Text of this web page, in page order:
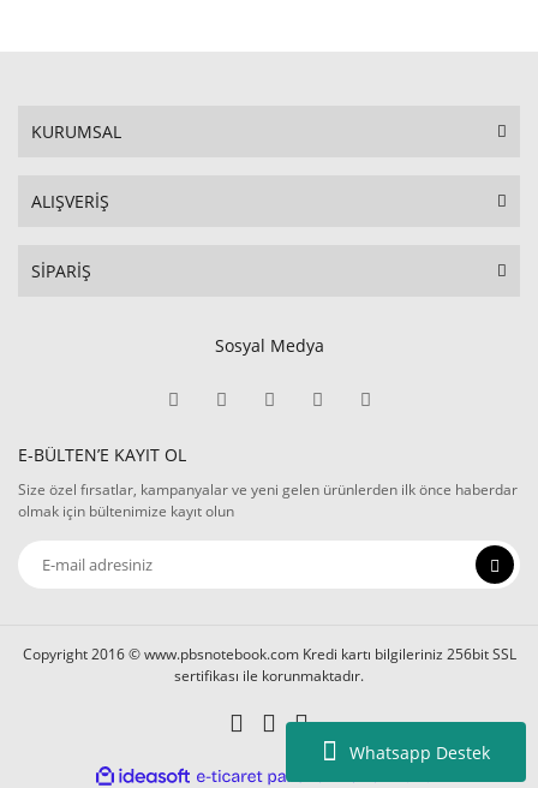
Whatsapp Destek
KURUMSAL
ALIŞVERİŞ
SİPARİŞ
Sosyal Medya
E-BÜLTEN’E KAYIT OL
Size özel fırsatlar, kampanyalar ve yeni gelen ürünlerden ilk önce haberdar
olmak için bültenimize kayıt olun
Copyright 2016 © www.pbsnotebook.com Kredi kartı bilgileriniz 256bit SSL
sertifikası ile korunmaktadır.
ideasoft